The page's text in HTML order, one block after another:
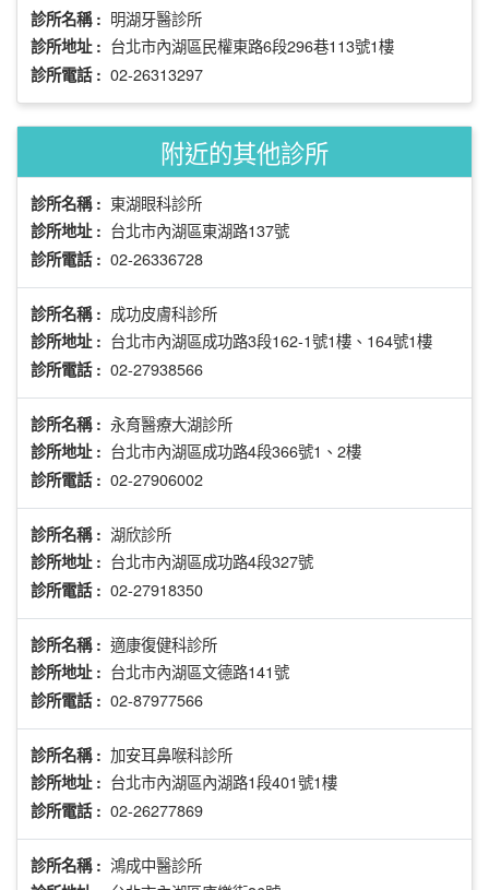
診所名稱 : 明湖牙醫診所
診所地址 : 台北市內湖區民權東路6段296巷113號1樓
診所電話 : 02-26313297
附近的其他診所
診所名稱 : 東湖眼科診所
診所地址 : 台北市內湖區東湖路137號
診所電話 : 02-26336728
診所名稱 : 成功皮膚科診所
診所地址 : 台北市內湖區成功路3段162-1號1樓、164號1樓
診所電話 : 02-27938566
診所名稱 : 永育醫療大湖診所
診所地址 : 台北市內湖區成功路4段366號1、2樓
診所電話 : 02-27906002
診所名稱 : 湖欣診所
診所地址 : 台北市內湖區成功路4段327號
診所電話 : 02-27918350
診所名稱 : 適康復健科診所
診所地址 : 台北市內湖區文德路141號
診所電話 : 02-87977566
診所名稱 : 加安耳鼻喉科診所
診所地址 : 台北市內湖區內湖路1段401號1樓
診所電話 : 02-26277869
診所名稱 : 鴻成中醫診所